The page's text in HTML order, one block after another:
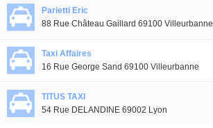
Parietti Eric
88 Rue Château Gaillard 69100 Villeurbanne
Taxi Affaires
16 Rue George Sand 69100 Villeurbanne
TITUS TAXI
54 Rue DELANDINE 69002 Lyon